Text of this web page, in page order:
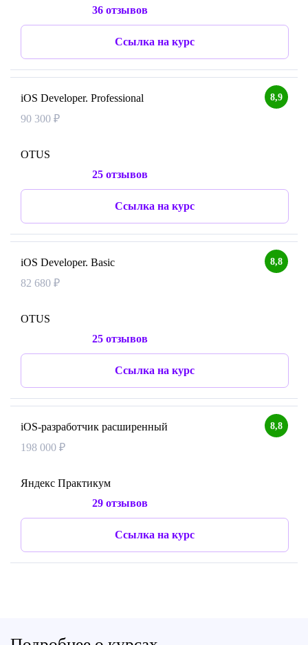
36 отзывов
Ссылка на курс
8,9
iOS Developer. Professional
90 300 ₽
OTUS
25 отзывов
Ссылка на курс
8,8
iOS Developer. Basic
82 680 ₽
OTUS
25 отзывов
Ссылка на курс
8,8
iOS-разработчик расширенный
198 000 ₽
Яндекс Практикум
29 отзывов
Ссылка на курс